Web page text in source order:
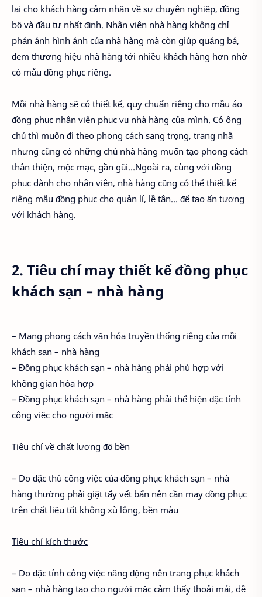
lại cho khách hàng cảm nhận về sự chuyên nghiệp, đồng
bộ và đầu tư nhất định. Nhân viên nhà hàng không chỉ
phản ánh hình ảnh của nhà hàng mà còn giúp quảng bá,
đem thương hiệu nhà hàng tới nhiều khách hàng hơn nhờ
có mẫu đồng phục riêng.
Mỗi nhà hàng sẽ có thiết kế, quy chuẩn riêng cho mẫu áo
đồng phục nhân viên phục vụ nhà hàng của mình. Có ông
chủ thì muốn đi theo phong cách sang trọng, trang nhã
nhưng cũng có những chủ nhà hàng muốn tạo phong cách
thân thiện, mộc mạc, gần gũi…Ngoài ra, cùng với đồng
phục dành cho nhân viên, nhà hàng cũng có thể thiết kế
riêng mẫu đồng phục cho quản lí, lễ tân… để tạo ấn tượng
với khách hàng.
2. Tiêu chí may thiết kế đồng phục
khách sạn – nhà hàng
– Mang phong cách văn hóa truyền thống riêng của mỗi
khách sạn – nhà hàng
– Đồng phục khách sạn – nhà hàng phải phù hợp với
không gian hòa hợp
– Đồng phục khách sạn – nhà hàng phải thể hiện đặc tính
công việc cho người mặc
Tiêu chí về chất lượng độ bền
– Do đặc thù công việc của đồng phục khách sạn – nhà
hàng thường phải giặt tẩy vết bẩn nên cần may đồng phục
trên chất liệu tốt không xù lông, bền màu
Tiêu chí kích thước
– Do đặc tính công việc năng động nên trang phục khách
sạn – nhà hàng tạo cho người mặc cảm thấy thoải mái, dễ